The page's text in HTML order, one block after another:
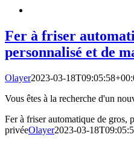
Fer à friser
personnalisé et de
Olayer2023-03-
Vous êtes à la recherche d'un
Fer à friser automatique de gros,
privéeOlayer2023-03-